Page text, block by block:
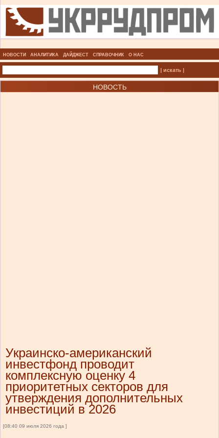
НОВОСТИ АНАЛИТИКА ДАЙДЖЕСТ СПРАВОЧНИК О НАС
| искать |
НОВОСТЬ
Украинско-американский
инвестфонд проводит
комплексную оценку 4
приоритетных секторов для
утверждения дополнительных
инвестиций в 2026
[08:40 09 июля 2026 года ]